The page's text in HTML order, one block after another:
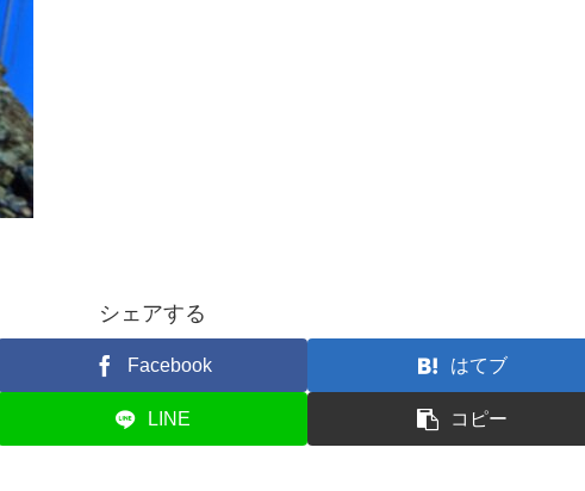
シェアする
Facebook はてブ
LINE コピー